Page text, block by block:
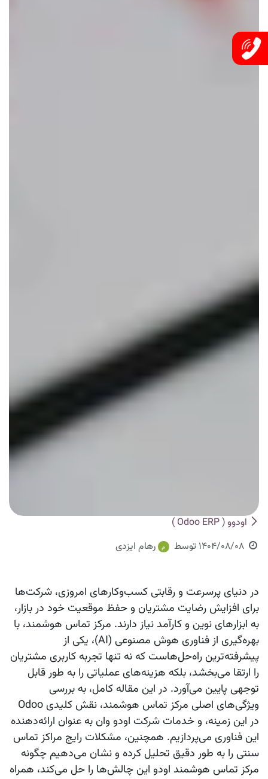
اودوو ( Odoo ERP )
1404/08/08 توسط رهام ایزدی
در دنیای پرسرعت و رقابتی کسب‌وکارهای امروزی، شرکت‌ها
برای افزایش رضایت مشتریان و حفظ موقعیت خود در بازار،
به ابزارهای نوین و کارآمد نیاز دارند. مرکز تماس هوشمند، با
بهره‌گیری از فناوری هوش مصنوعی (AI)، یکی از
پیشرفته‌ترین راه‌حل‌هاست که نه تنها تجربه کاربری مشتریان
را ارتقا می‌بخشد، بلکه هزینه‌های عملیاتی را به طور قابل
توجهی پایین می‌آورد. در این مقاله کامل، به بررسی
ویژگی‌های اصلی مرکز تماس هوشمند، نقش کلیدی Odoo
در این زمینه، و خدمات شرکت اودو وان به عنوان ارائه‌دهنده
این فناوری می‌پردازیم. همچنین، مشکلات رایج مراکز تماس
سنتی را به طور دقیق تحلیل کرده و نشان می‌دهیم چگونه
مرکز تماس هوشمند اودو این چالش‌ها را حل می‌کند، همراه